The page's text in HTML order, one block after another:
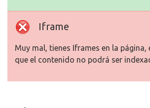
Iframe
Muy mal, tienes Iframes en la
que el contenido no podrá ser